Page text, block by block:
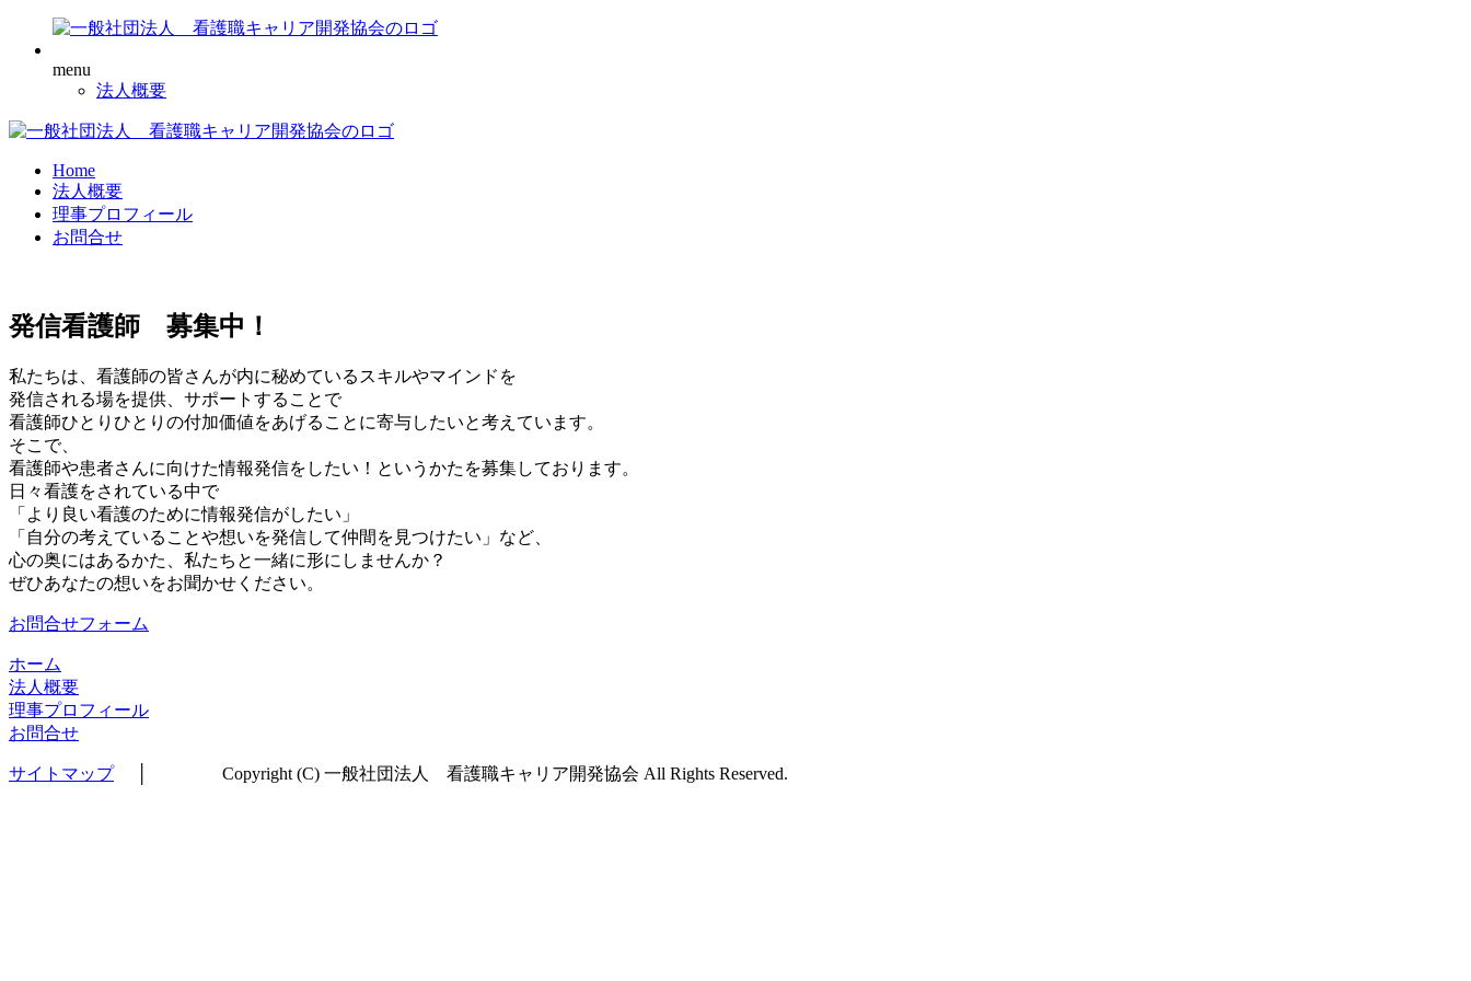
menu
法人概要
Home
法人概要
理事プロフィール
お問合せ
発信看護師 募集中！
私たちは、看護師の皆さんが内に秘めているスキルやマインドを
発信される場を提供、サポートすることで
看護師ひとりひとりの付加価値をあげることに寄与したいと考えています。
そこで、
看護師や患者さんに向けた情報発信をしたい！というかたを募集しております。
日々看護をされている中で
「より良い看護のために情報発信がしたい」
「自分の考えていることや想いを発信して仲間を見つけたい」など、
心の奥にはあるかた、私たちと一緒に形にしませんか？
ぜひあなたの想いをお聞かせください。
お問合せフォーム
ホーム
法人概要
理事プロフィール
お問合せ
サイトマップ│ Copyright (C) 一般社団法人 看護職キャリア開発協会 All Rights Reserved.